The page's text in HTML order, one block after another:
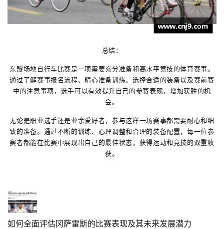
总结：
东盟场地自行车比赛是一项需要充分准备和高水平竞技的体育赛事。
通过了解赛事报名流程、精心准备训练、选择合适的装备以及赛前赛
中的注意事项，选手可以有效提升自己的参赛表现，增加获胜的机
会。
无论是职业选手还是业余爱好者，参与这样一场赛事都需要耐心和细
致的准备。通过不断的训练、心理调整和合理的装备配置，每一位参
赛者都能在比赛中展现出自己的最佳状态，获得运动和竞技的双重收
获。
如何全面评估冈萨雷斯的比赛表现及其未来发展潜力